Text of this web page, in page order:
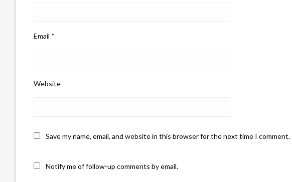
Email *
Website
Save my name, email, and website in this browser for the next time I comment.
Notify me of follow-up comments by email.